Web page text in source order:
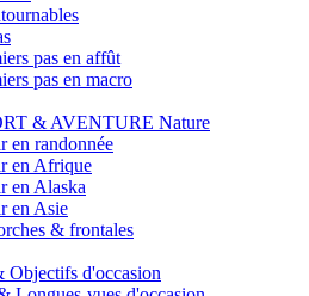
pas en affût
pas en macro
& AVENTURE Nature
en randonnée
en Afrique
en Alaska
en Asie
& frontales
Objectifs d'occasion